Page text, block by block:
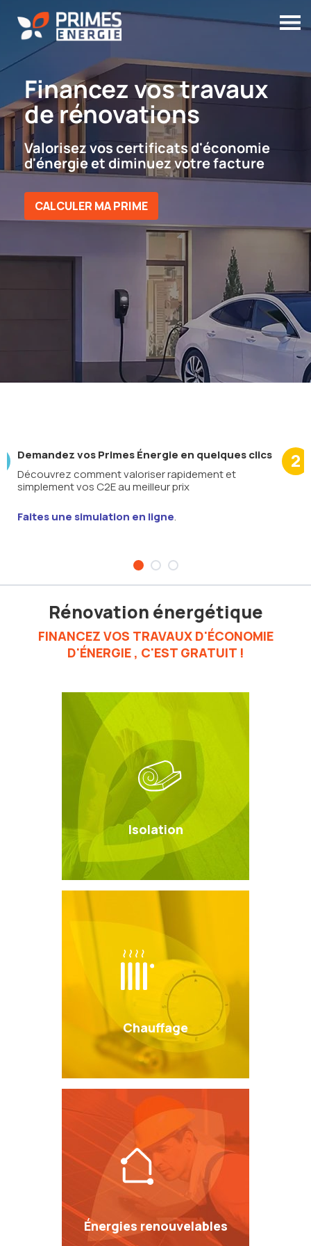
Financez vos travaux
de rénovations
Valorisez vos certificats d'économie
d'énergie et diminuez votre facture
CALCULER MA PRIME
Demandez vos Primes Énergie en quelques clics
Découvrez comment valoriser rapidement et
simplement vos C2E au meilleur prix
Faites une simulation en ligne.
2
Rénovation énergétique
FINANCEZ VOS TRAVAUX D'ÉCONOMIE
D'ÉNERGIE , C'EST GRATUIT !
Isolation
Chauffage
Énergies renouvelables